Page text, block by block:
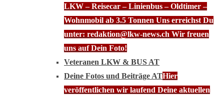
LKW – Reisecar – Linienbus – Oldtimer –
Wohnmobil ab 3.5 Tonnen Uns erreichst Du
unter: redaktion@lkw-news.ch Wir freuen
uns auf Dein Foto!
Veteranen LKW & BUS AT
Deine Fotos und Beiträge ATHier
veröffentlichen wir laufend Deine aktuellen